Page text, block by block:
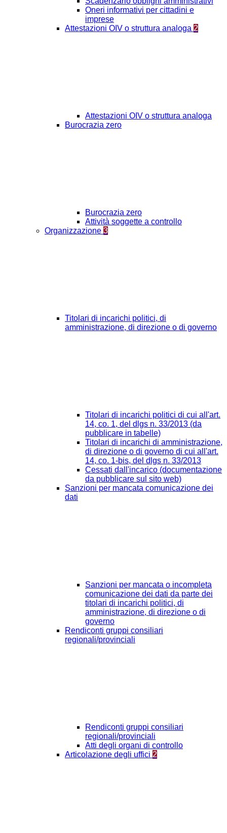
Oneri informativi per cittadini e
imprese
Attestazioni OIV o struttura analoga 2
Attestazioni OIV o struttura analoga
Burocrazia zero
Burocrazia zero
Attività soggette a controllo
Organizzazione 3
Titolari di incarichi politici, di
amministrazione, di direzione o di governo
Titolari di incarichi politici di cui all'art.
14, co. 1, del dlgs n. 33/2013 (da
pubblicare in tabelle)
Titolari di incarichi di amministrazione,
di direzione o di governo di cui all'art.
14, co. 1-bis, del dlgs n. 33/2013
Cessati dall'incarico (documentazione
da pubblicare sul sito web)
Sanzioni per mancata comunicazione dei
dati
Sanzioni per mancata o incompleta
comunicazione dei dati da parte dei
titolari di incarichi politici, di
amministrazione, di direzione o di
governo
Rendiconti gruppi consiliari
regionali/provinciali
Rendiconti gruppi consiliari
regionali/provinciali
Atti degli organi di controllo
Articolazione degli uffici 2